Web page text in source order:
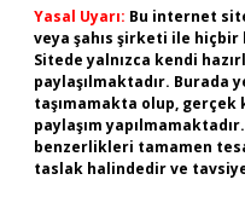
Yasal Uyarı: Bu internet
veya şahıs şirketi ile hiçbir
Sitede yalnızca kendi
paylaşılmaktadır. Burada
taşımamakta olup, gerçek
paylaşım
benzerlikleri tamamen
taslak halindedir ve